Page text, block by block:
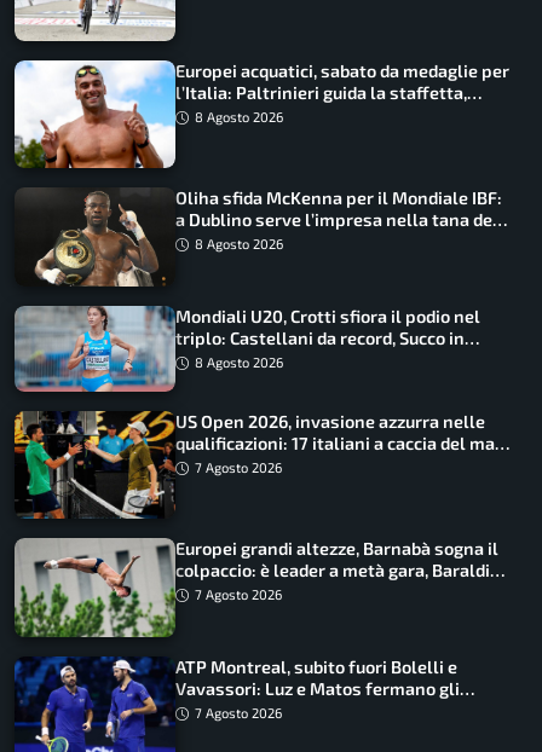
Europei acquatici, sabato da medaglie per
l’Italia: Paltrinieri guida la staffetta,
Barnabà sogna l’oro dalle grandi altezze
8 Agosto 2026
Oliha sfida McKenna per il Mondiale IBF:
a Dublino serve l’impresa nella tana del
lupo8 Agosto 2026
Mondiali U20, Crotti sfiora il podio nel
triplo: Castellani da record, Succo in
finale
8 Agosto 2026
US Open 2026, invasione azzurra nelle
qualificazioni: 17 italiani a caccia del main
draw7 Agosto 2026
Europei grandi altezze, Barnabà sogna il
colpaccio: è leader a metà gara, Baraldi
ancora in corsa
7 Agosto 2026
ATP Montreal, subito fuori Bolelli e
Vavassori: Luz e Matos fermano gli
azzurri
7 Agosto 2026